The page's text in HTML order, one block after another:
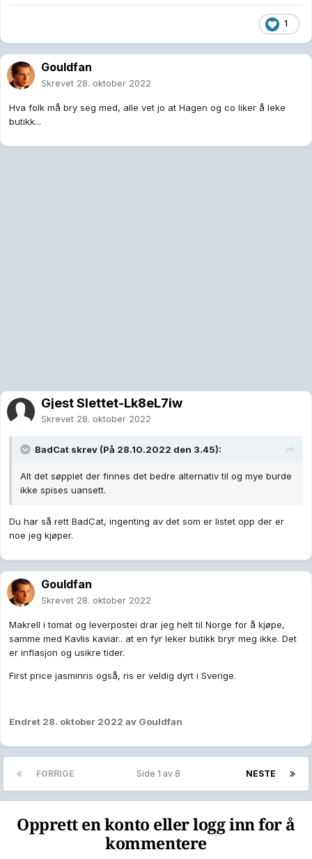
1
Gouldfan
Skrevet 28. oktober 2022
Hva folk må bry seg med, alle vet jo at Hagen og co liker å leke
butikk...
Gjest Slettet-Lk8eL7iw
Skrevet 28. oktober 2022
BadCat skrev (På 28.10.2022 den 3.45):
Alt det søpplet der finnes det bedre alternativ til og mye burde
ikke spises uansett.
Du har så rett BadCat, ingenting av det som er listet opp der er
noe jeg kjøper.
Gouldfan
Skrevet 28. oktober 2022
Makrell i tomat og leverpostei drar jeg helt til Norge for å kjøpe,
samme med Kavlis kaviar.. at en fyr leker butikk bryr meg ikke. Det
er inflasjon og usikre tider.
First price jasminris også, ris er veldig dyrt i Sverige.
Endret 28. oktober 2022 av Gouldfan
FORRIGE NESTE
Side 1 av 8
Opprett en konto eller logg inn for å
kommentere